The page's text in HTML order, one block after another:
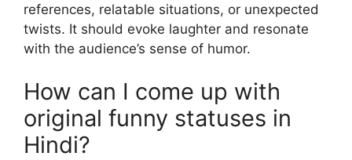
references, relatable situations, or unexpected
twists. It should evoke laughter and resonate
with the audience’s sense of humor.
How can I come up with
original funny statuses in
Hindi?